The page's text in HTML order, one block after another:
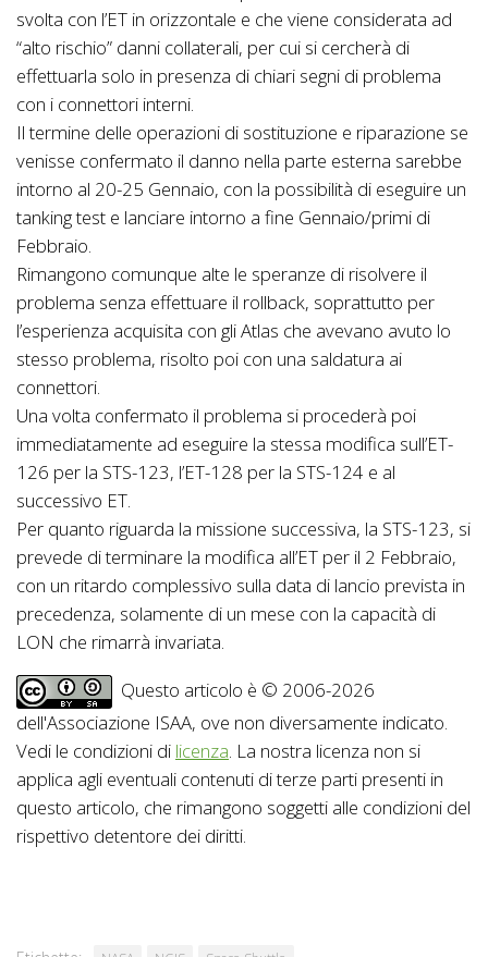
svolta con l’ET in orizzontale e che viene considerata ad
“alto rischio” danni collaterali, per cui si cercherà di
effettuarla solo in presenza di chiari segni di problema
con i connettori interni.
Il termine delle operazioni di sostituzione e riparazione se
venisse confermato il danno nella parte esterna sarebbe
intorno al 20-25 Gennaio, con la possibilità di eseguire un
tanking test e lanciare intorno a fine Gennaio/primi di
Febbraio.
Rimangono comunque alte le speranze di risolvere il
problema senza effettuare il rollback, soprattutto per
l’esperienza acquisita con gli Atlas che avevano avuto lo
stesso problema, risolto poi con una saldatura ai
connettori.
Una volta confermato il problema si procederà poi
immediatamente ad eseguire la stessa modifica sull’ET-
126 per la STS-123, l’ET-128 per la STS-124 e al
successivo ET.
Per quanto riguarda la missione successiva, la STS-123, si
prevede di terminare la modifica all’ET per il 2 Febbraio,
con un ritardo complessivo sulla data di lancio prevista in
precedenza, solamente di un mese con la capacità di
LON che rimarrà invariata.
Questo articolo è © 2006-2026
dell'Associazione ISAA, ove non diversamente indicato.
Vedi le condizioni di licenza. La nostra licenza non si
applica agli eventuali contenuti di terze parti presenti in
questo articolo, che rimangono soggetti alle condizioni del
rispettivo detentore dei diritti.